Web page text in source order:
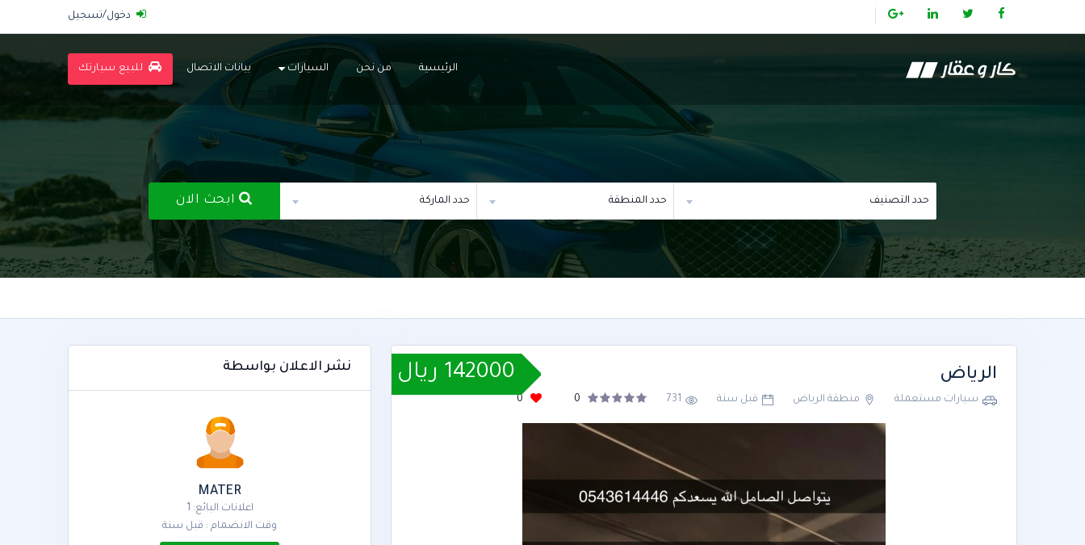
دخول/تسجيل
الرئيسية من نحن السيارات بيانات الاتصال للبيع سيارتك
حدد التصنيف حدد المنطقة حدد الماركة ابحث الان
الرياض
سيارات مستعملة منطقة الرياض قبل سنة 731
0
0
142000 ريال نشر الاعلان بواسطة
MATER
اعلانات البائع: 1
وقت الانضمام : قبل سنة